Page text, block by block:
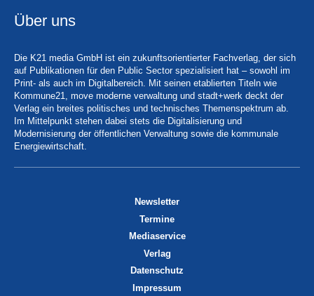
Über uns
Die K21 media GmbH ist ein zukunftsorientierter Fachverlag, der sich
auf Publikationen für den Public Sector spezialisiert hat – sowohl im
Print- als auch im Digitalbereich. Mit seinen etablierten Titeln wie
Kommune21, move moderne verwaltung und stadt+werk deckt der
Verlag ein breites politisches und technisches Themenspektrum ab.
Im Mittelpunkt stehen dabei stets die Digitalisierung und
Modernisierung der öffentlichen Verwaltung sowie die kommunale
Energiewirtschaft.
Newsletter
Termine
Mediaservice
Verlag
Datenschutz
Impressum